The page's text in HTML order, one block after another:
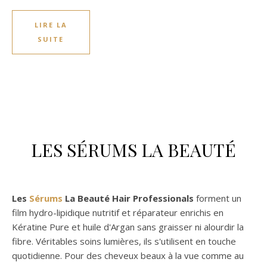
LIRE LA
SUITE
LES SÉRUMS LA BEAUTÉ
Les Sérums La Beauté Hair Professionals forment un
film hydro-lipidique nutritif et réparateur enrichis en
Kératine Pure et huile d'Argan sans graisser ni alourdir la
fibre. Véritables soins lumières, ils s'utilisent en touche
quotidienne. Pour des cheveux beaux à la vue comme au